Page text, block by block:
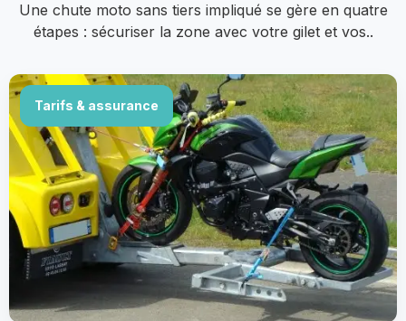
Une chute moto sans tiers impliqué se gère en quatre
étapes : sécuriser la zone avec votre gilet et vos..
Tarifs & assurance